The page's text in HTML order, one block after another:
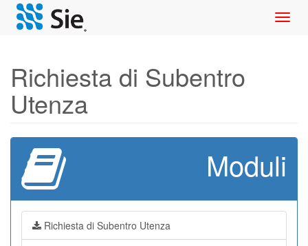
Richiesta di Subentro
Utenza
Moduli
Richiesta di Subentro Utenza